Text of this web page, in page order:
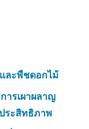
ละพืชดอกไม้
ารเผาผลาญ
ระสิทธิภาพ